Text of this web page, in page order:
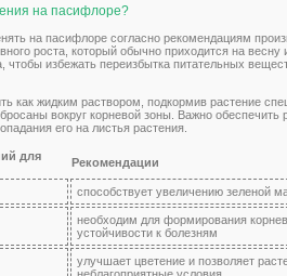
на пасифлоре?
на пасифлоре согласно рекомендациям
роста, который обычно приходится на весну
чтобы избежать переизбытка питательных
как жидким раствором, подкормив растение
вокруг корневой зоны. Важно обеспечить
его на листья растения.
для
Рекомендации
способствует увеличению зеленой
необходим для формирования
устойчивости к болезням
улучшает цветение и позволяет